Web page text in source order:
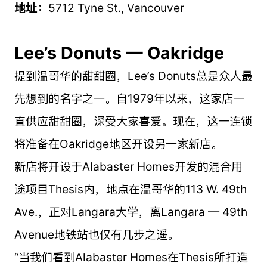
地址： 5712 Tyne St., Vancouver
Lee’s Donuts — Oakridge
提到温哥华的甜甜圈，Lee’s Donuts总是众人最
先想到的名字之一。自1979年以来，这家店一
直供应甜甜圈，深受大家喜爱。现在，这一连锁
将准备在Oakridge地区开设另一家新店。
新店将开设于Alabaster Homes开发的混合用
途项目Thesis内，地点在温哥华的113 W. 49th
Ave.，正对Langara大学，离Langara — 49th
Avenue地铁站也仅有几步之遥。
“当我们看到Alabaster Homes在Thesis所打造